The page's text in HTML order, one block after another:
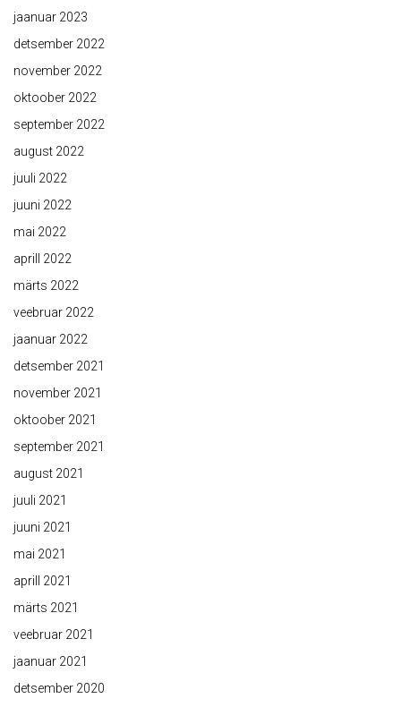
jaanuar 2023
detsember 2022
november 2022
oktoober 2022
september 2022
august 2022
juuli 2022
juuni 2022
mai 2022
aprill 2022
märts 2022
veebruar 2022
jaanuar 2022
detsember 2021
november 2021
oktoober 2021
september 2021
august 2021
juuli 2021
juuni 2021
mai 2021
aprill 2021
märts 2021
veebruar 2021
jaanuar 2021
detsember 2020